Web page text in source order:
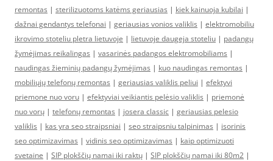
remontas | sterilizuotoms katėms geriausias | kiek kainuoja kubilai |
dažnai gendantys telefonai | geriausias vonios valiklis | elektromobiliu
ikrovimo stoteliu pletra lietuvoje | lietuvoje daugeja stoteliu | padangų
žymėjimas reikalingas | vasarinės padangos elektromobiliams |
naudingas žieminių padangų žymėjimas | kuo naudingas remontas |
mobiliųjų telefonų remontas | geriausias valiklis peliui | efektyvi
priemone nuo voru | efektyviai veikiantis pelėsio valiklis | priemonė
nuo vorų | telefonų remontas | josera classic | geriausias pelesio
valiklis | kas yra seo straipsniai | seo straipsniu talpinimas | isorinis
seo optimizavimas | vidinis seo optimizavimas | kaip optimizuoti
svetaine | SIP plokščių namai iki raktų | SIP plokščių namai iki 80m2 |